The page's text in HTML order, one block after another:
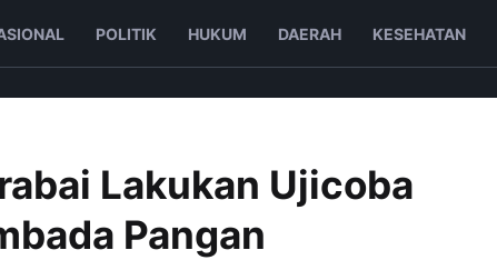
POLITIK HUKUM DAERAH KESEHATAN
Lakukan Ujicoba
Pangan